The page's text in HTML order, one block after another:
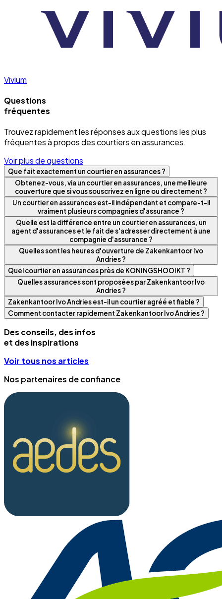
Vivium
Questions
fréquentes
Trouvez rapidement les réponses aux questions les plus
fréquentes à propos des courtiers en assurances.
Voir plus de questions
Que fait exactement un courtier en assurances ?
Obtenez-vous, via un courtier en assurances, une meilleure
couverture que si vous souscrivez en ligne ou directement ?
Un courtier en assurances est-il indépendant et compare-t-il
vraiment plusieurs compagnies d'assurance ?
Quelle est la différence entre un courtier en assurances, un
agent d'assurances et le fait de s'adresser directement à une
compagnie d'assurance ?
Quelles sont les heures d'ouverture de Zakenkantoor Ivo
Andries ?
Quel courtier en assurances près de KONINGSHOOIKT ?
Quelles assurances sont proposées par Zakenkantoor Ivo
Andries ?
Zakenkantoor Ivo Andries est-il un courtier agréé et fiable ?
Comment contacter rapidement Zakenkantoor Ivo Andries ?
Des conseils, des infos
et des inspirations
Voir tous nos articles
Nos partenaires de confiance